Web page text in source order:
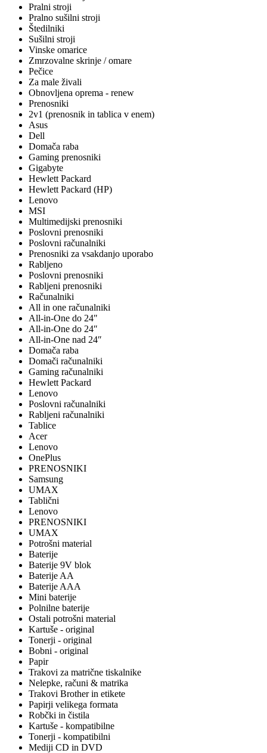
Pralni stroji
Pralno sušilni stroji
Štedilniki
Sušilni stroji
Vinske omarice
Zmrzovalne skrinje / omare
Pečice
Za male živali
Obnovljena oprema - renew
Prenosniki
2v1 (prenosnik in tablica v enem)
Asus
Dell
Domača raba
Gaming prenosniki
Gigabyte
Hewlett Packard
Hewlett Packard (HP)
Lenovo
MSI
Multimedijski prenosniki
Poslovni prenosniki
Poslovni računalniki
Prenosniki za vsakdanjo uporabo
Rabljeno
Poslovni prenosniki
Rabljeni prenosniki
Računalniki
All in one računalniki
All-in-One do 24"
All-in-One do 24″
All-in-One nad 24″
Domača raba
Domači računalniki
Gaming računalniki
Hewlett Packard
Lenovo
Poslovni računalniki
Rabljeni računalniki
Tablice
Acer
Lenovo
OnePlus
PRENOSNIKI
Samsung
UMAX
Tablični
Lenovo
PRENOSNIKI
UMAX
Potrošni material
Baterije
Baterije 9V blok
Baterije AA
Baterije AAA
Mini baterije
Polnilne baterije
Ostali potrošni material
Kartuše - original
Tonerji - original
Bobni - original
Papir
Trakovi za matrične tiskalnike
Nelepke, računi & matrika
Trakovi Brother in etikete
Papirji velikega formata
Robčki in čistila
Kartuše - kompatibilne
Tonerji - kompatibilni
Mediji CD in DVD